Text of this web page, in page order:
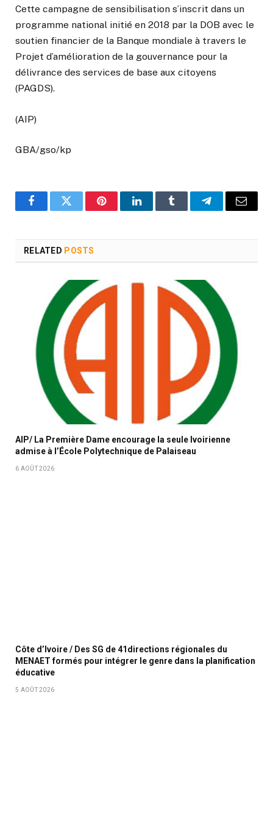
Cette campagne de sensibilisation s’inscrit dans un
programme national initié en 2018 par la DOB avec le
soutien financier de la Banque mondiale à travers le
Projet d’amélioration de la gouvernance pour la
délivrance des services de base aux citoyens
(PAGDS).
(AIP)
GBA/gso/kp
FacebookTwitter PinterestLinkedInTumblr TelegramEmail
RELATED POSTS
AIP/ La Première Dame encourage la seule Ivoirienne
admise à l’École Polytechnique de Palaiseau
6 AOÛT 2026
Côte d’Ivoire / Des SG de 41directions régionales du
MENAET formés pour intégrer le genre dans la planification
éducative
5 AOÛT 2026